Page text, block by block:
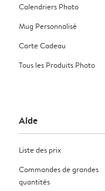
Calendriers Photo
Mug Personnalisé
Carte Cadeau
Tous les Produits Photo
Aide
Liste des prix
Commandes de grandes
quantités